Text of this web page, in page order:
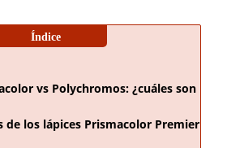
vs Polychromos: ¿cuáles son
de los lápices Prismacolor Premier